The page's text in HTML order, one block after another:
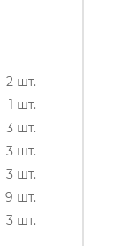
2 шт.
1 шт.
3 шт.
3 шт.
3 шт.
9 шт.
3 шт.